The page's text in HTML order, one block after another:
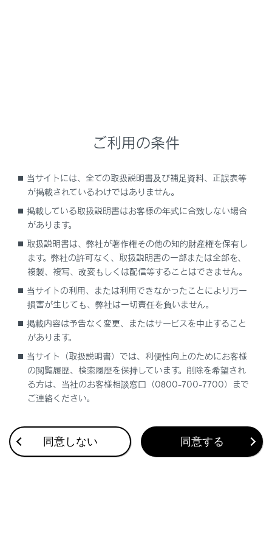
操作のしかた
合わせて見られているページ
レーダークルーズコントロール
トランスミッション
PDA（プロアクティブドライビングアシスト）
はい
ご利用の条件
当サイトには、全ての取扱説明書及び補足資料、正誤表等
が掲載されているわけではありません。
掲載している取扱説明書はお客様の年式に合致しない場合
があります。
取扱説明書は、弊社が著作権その他の知的財産権を保有し
ます。弊社の許可なく、取扱説明書の一部または全部を、
複製、複写、改変もしくは配信等することはできません。
当サイトの利用、または利用できなかったことにより万一
損害が生じても、弊社は一切責任を負いません。
掲載内容は予告なく変更、またはサービスを中止すること
があります。
当サイト（取扱説明書）では、利便性向上のためにお客様
の閲覧履歴、検索履歴を保持しています。削除を希望され
る方は、当社のお客様相談窓口（0800-700-7700）まで
ご連絡ください。
同意しない 同意する